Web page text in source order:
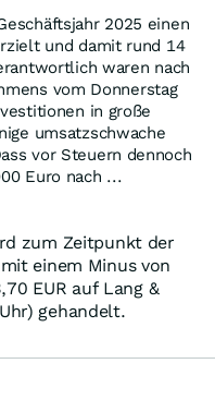
2025 einen
und damit rund 14
waren nach
vom Donnerstag
in große
umsatzschwache
vor Steuern dennoch
Euro nach ...
zum Zeitpunkt der
einem Minus von
EUR auf Lang &
gehandelt.